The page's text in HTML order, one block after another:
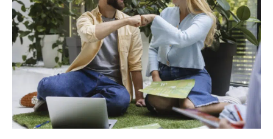
direction
pour
un
projet
RSE
?